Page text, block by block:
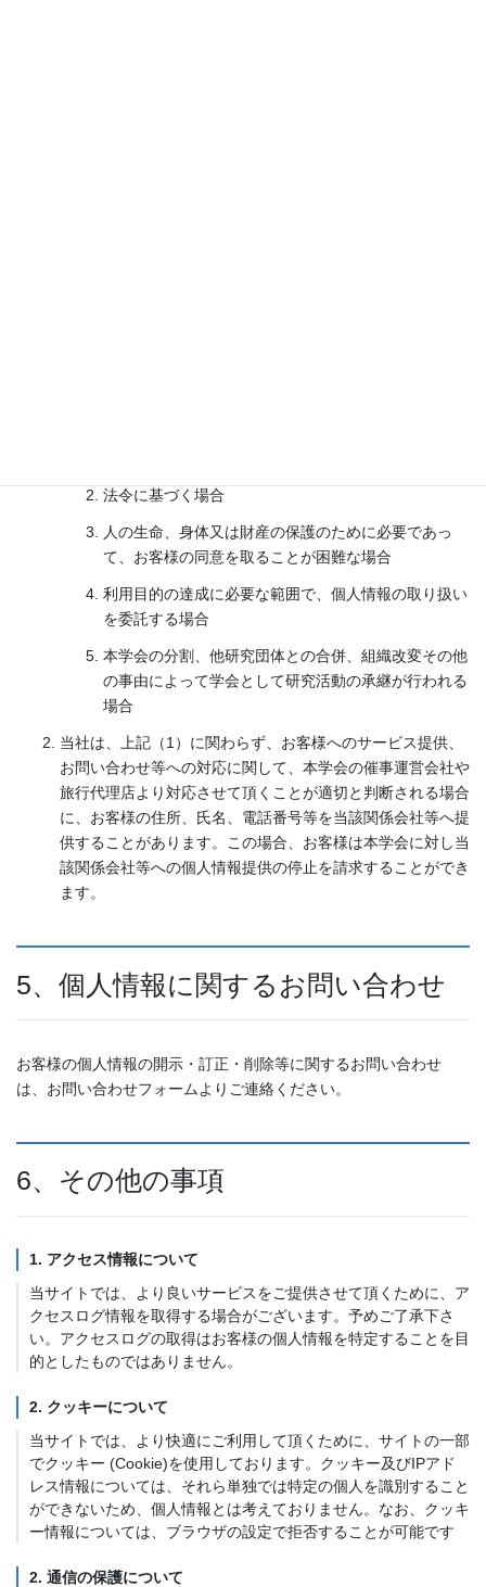
法令に基づく場合
人の生命、身体又は財産の保護のために必要であっ
て、お客様の同意を取ることが困難な場合
利用目的の達成に必要な範囲で、個人情報の取り扱い
を委託する場合
本学会の分割、他研究団体との合併、組織改変その他
の事由によって学会として研究活動の承継が行われる
場合
当社は、上記（1）に関わらず、お客様へのサービス提供、
お問い合わせ等への対応に関して、本学会の催事運営会社や
旅行代理店より対応させて頂くことが適切と判断される場合
に、お客様の住所、氏名、電話番号等を当該関係会社等へ提
供することがあります。この場合、お客様は本学会に対し当
該関係会社等への個人情報提供の停止を請求することができ
ます。
5、個人情報に関するお問い合わせ
お客様の個人情報の開示・訂正・削除等に関するお問い合わせ
は、お問い合わせフォームよりご連絡ください。
6、その他の事項
1. アクセス情報について
当サイトでは、より良いサービスをご提供させて頂くために、ア
クセスログ情報を取得する場合がございます。予めご了承下さ
い。アクセスログの取得はお客様の個人情報を特定することを目
的としたものではありません。
2. クッキーについて
当サイトでは、より快適にご利用して頂くために、サイトの一部
でクッキー (Cookie)を使用しております。クッキー及びIPアド
レス情報については、それら単独では特定の個人を識別すること
ができないため、個人情報とは考えておりません。なお、クッキ
ー情報については、ブラウザの設定で拒否することが可能です
2. 通信の保護について